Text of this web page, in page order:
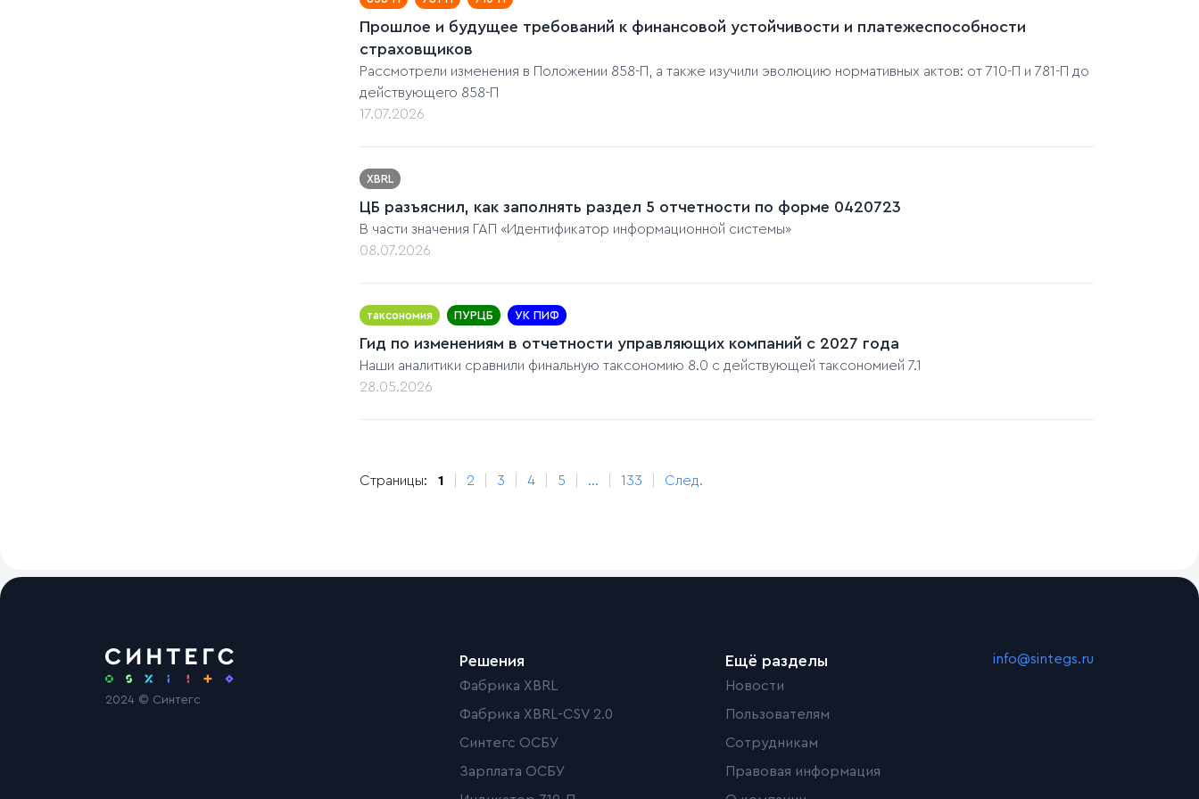
Прошлое и будущее требований к финансовой устойчивости и платежеспособности
страховщиков
Рассмотрели изменения в Положении 858-П, а также изучили эволюцию нормативных актов: от 710-П и 781-П до
действующего 858-П
17.07.2026
XBRL
ЦБ разъяснил, как заполнять раздел 5 отчетности по форме 0420723
В части значения ГАП «Идентификатор информационной системы»
08.07.2026
таксономия ПУРЦБ УК ПИФ
Гид по изменениям в отчетности управляющих компаний с 2027 года
Наши аналитики сравнили финальную таксономию 8.0 с действующей таксономией 7.1
28.05.2026
Страницы: 1 2 3 4 5 ... 133 След.
2024 © Синтегс
Решения
Фабрика XBRL
Фабрика XBRL-CSV 2.0
Синтегс ОСБУ
Зарплата ОСБУ
Ещё разделы
Новости
Пользователям
Сотрудникам
Правовая информация
info@sintegs.ru